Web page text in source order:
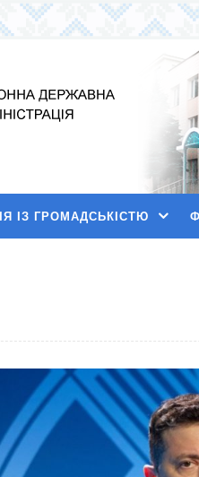
ІЗ ГРОМАДСЬКІСТЮ